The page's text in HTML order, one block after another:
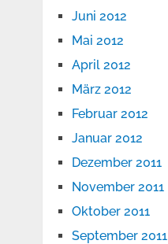
Juni 2012
Mai 2012
April 2012
März 2012
Februar 2012
Januar 2012
Dezember 2011
November 2011
Oktober 2011
September 2011